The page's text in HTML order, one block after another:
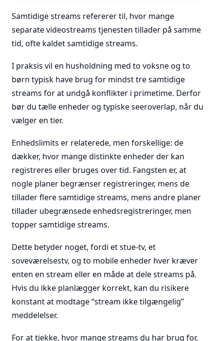
Samtidige streams refererer til, hvor mange
separate videostreams tjenesten tillader på samme
tid, ofte kaldet samtidige streams.
I praksis vil en husholdning med to voksne og to
børn typisk have brug for mindst tre samtidige
streams for at undgå konflikter i primetime. Derfor
bør du tælle enheder og typiske seeroverlap, når du
vælger en tier.
Enhedslimits er relaterede, men forskellige: de
dækker, hvor mange distinkte enheder der kan
registreres eller bruges over tid. Fangsten er, at
nogle planer begrænser registreringer, mens de
tillader flere samtidige streams, mens andre planer
tillader ubegrænsede enhedsregistreringer, men
topper samtidige streams.
Dette betyder noget, fordi et stue-tv, et
soveværelsestv, og to mobile enheder hver kræver
enten en stream eller en måde at dele streams på.
Hvis du ikke planlægger korrekt, kan du risikere
konstant at modtage “stream ikke tilgængelig”
meddelelser.
For at tjekke, hvor mange streams du har brug for,